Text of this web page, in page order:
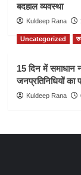
बदहाल व्यवस्था
Kuldeep Rana
Uncategorized
15 दिन में समाधान
जनप्रतिनिधियों
Kuldeep Rana